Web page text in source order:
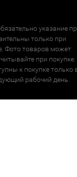
указание
только при
Фото товаров может
при покупке.
к покупке только
рабочий день.